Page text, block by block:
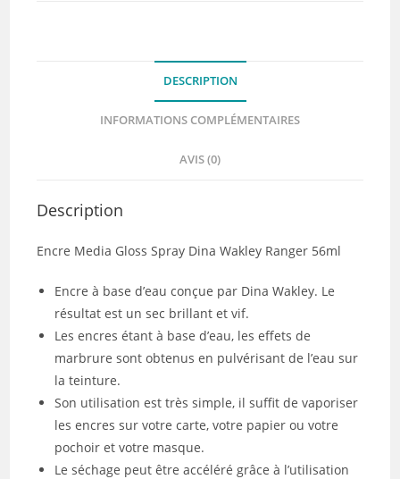
DESCRIPTION
INFORMATIONS COMPLÉMENTAIRES
AVIS (0)
Description
Encre Media Gloss Spray Dina Wakley Ranger 56ml
Encre à base d’eau conçue par Dina Wakley. Le
résultat est un sec brillant et vif.
Les encres étant à base d’eau, les effets de
marbrure sont obtenus en pulvérisant de l’eau sur
la teinture.
Son utilisation est très simple, il suffit de vaporiser
les encres sur votre carte, votre papier ou votre
pochoir et votre masque.
Le séchage peut être accéléré grâce à l’utilisation